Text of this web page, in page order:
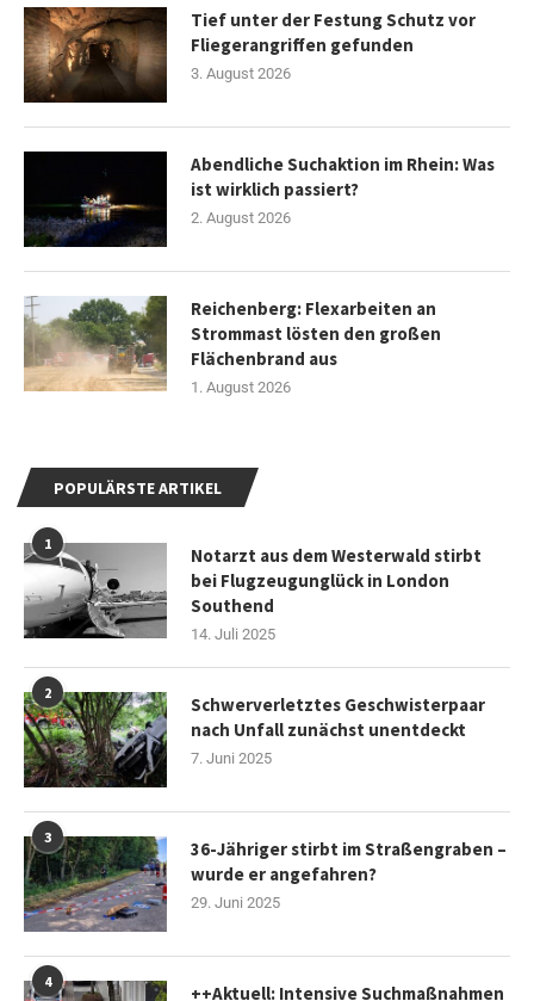
Tief unter der Festung Schutz vor
Fliegerangriffen gefunden
3. August 2026
Abendliche Suchaktion im Rhein: Was
ist wirklich passiert?
2. August 2026
Reichenberg: Flexarbeiten an
Strommast lösten den großen
Flächenbrand aus
1. August 2026
POPULÄRSTE ARTIKEL
1
Notarzt aus dem Westerwald stirbt
bei Flugzeugunglück in London
Southend
14. Juli 2025
2
Schwerverletztes Geschwisterpaar
nach Unfall zunächst unentdeckt
7. Juni 2025
3
36-Jähriger stirbt im Straßengraben –
wurde er angefahren?
29. Juni 2025
4
++Aktuell: Intensive Suchmaßnahmen